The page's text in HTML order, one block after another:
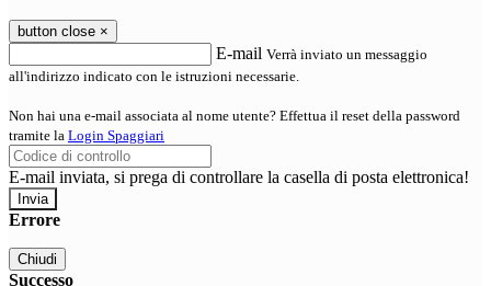
button close ×
E-mail Verrà inviato un messaggio
all'indirizzo indicato con le istruzioni necessarie.
Non hai una e-mail associata al nome utente? Effettua il reset della password
tramite la Login Spaggiari
E-mail inviata, si prega di controllare la casella di posta elettronica!
Errore
Chiudi
Successo